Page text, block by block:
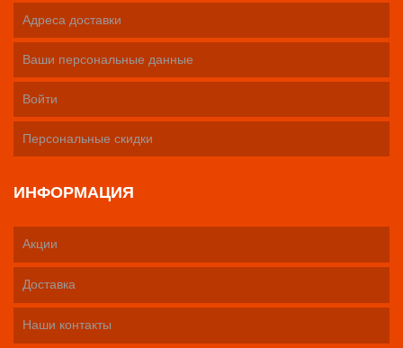
Адреса доставки
Ваши персональные данные
Войти
Персональные скидки
ИНФОРМАЦИЯ
Акции
Доставка
Наши контакты